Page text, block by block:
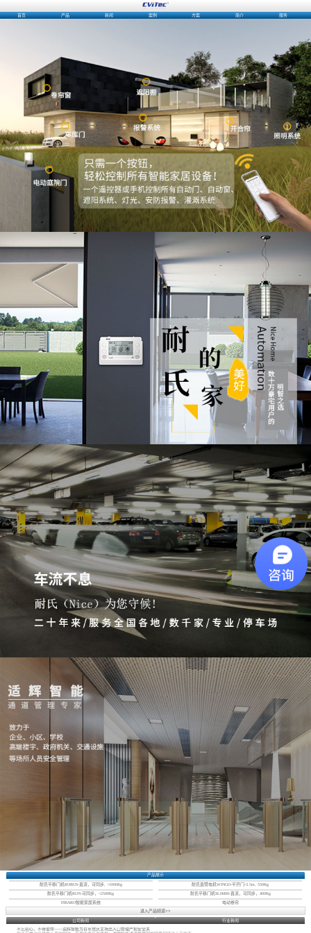
首页 产品 新闻 案例 方案 简介 服务
产品展示
耐氏平移门机ROBUS-直流，可同步, <1000Kg 耐氏直臂电机WINGO-平开门-3.5m, 550Kg
耐氏平移门机RUN-可同步，<2500Kg 耐氏平移门机SLH400-直流，可同步，400Kg
FIBARO智能家居系统
电动卷帘
进入产品频道>>
公司新闻
行业新闻
不忘初心，不辱使命——适辉智能为百年党庆主场出入口管理严把安全关